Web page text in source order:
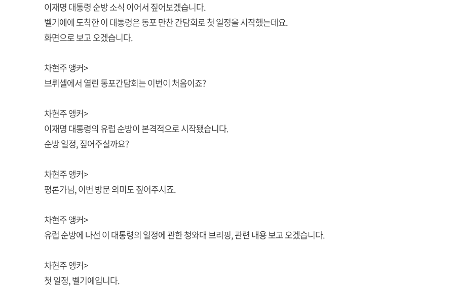
이재명 대통령 순방 소식 이어서 짚어보겠습니다.
벨기에에 도착한 이 대통령은 동포 만찬 간담회로 첫 일정을 시작했는데요.
화면으로 보고 오겠습니다.
차현주 앵커>
브뤼셀에서 열린 동포간담회는 이번이 처음이죠?
차현주 앵커>
이재명 대통령의 유럽 순방이 본격적으로 시작됐습니다.
순방 일정, 짚어주실까요?
차현주 앵커>
평론가님, 이번 방문 의미도 짚어주시죠.
차현주 앵커>
유럽 순방에 나선 이 대통령의 일정에 관한 청와대 브리핑, 관련 내용 보고 오겠습니다.
차현주 앵커>
첫 일정, 벨기에입니다.